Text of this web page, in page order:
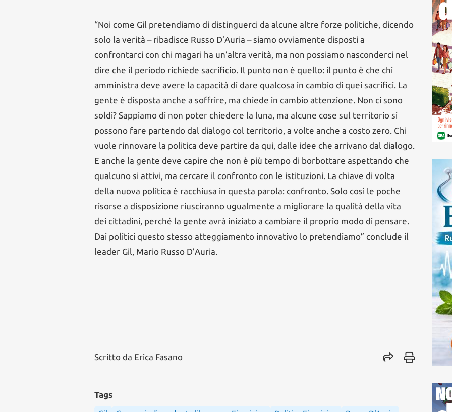
“Noi come Gil pretendiamo di distinguerci da alcune altre forze politiche, dicendo
solo la verità – ribadisce Russo D’Auria – siamo ovviamente disposti a
confrontarci con chi magari ha un’altra verità, ma non possiamo nasconderci nel
dire che il periodo richiede sacrificio. Il punto non è quello: il punto è che chi
amministra deve avere la capacità di dare qualcosa in cambio di quei sacrifici. La
gente è disposta anche a soffrire, ma chiede in cambio attenzione. Non ci sono
soldi? Sappiamo di non poter chiedere la luna, ma alcune cose sul territorio si
possono fare partendo dal dialogo col territorio, a volte anche a costo zero. Chi
vuole rinnovare la politica deve partire da qui, dalle idee che arrivano dal dialogo.
E anche la gente deve capire che non è più tempo di borbottare aspettando che
qualcuno si attivi, ma cercare il confronto con le istituzioni. La chiave di volta
della nuova politica è racchiusa in questa parola: confronto. Solo così le poche
risorse a disposizione riusciranno ugualmente a migliorare la qualità della vita
dei cittadini, perché la gente avrà iniziato a cambiare il proprio modo di pensare.
Dai politici questo stesso atteggiamento innovativo lo pretendiamo” conclude il
leader Gil, Mario Russo D’Auria.
Scritto da Erica Fasano
Tags